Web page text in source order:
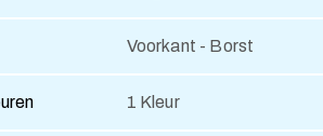
Voorkant - Borst
1 Kleur